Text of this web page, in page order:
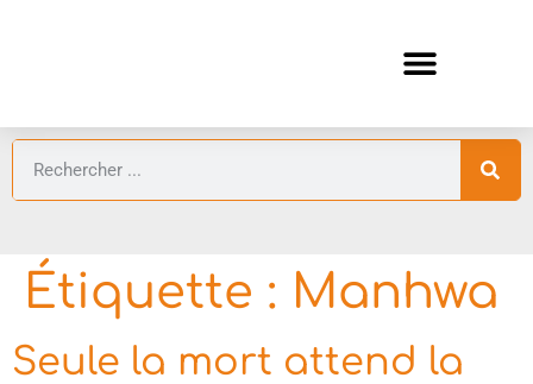
Étiquette : Manhwa
Seule la mort attend la